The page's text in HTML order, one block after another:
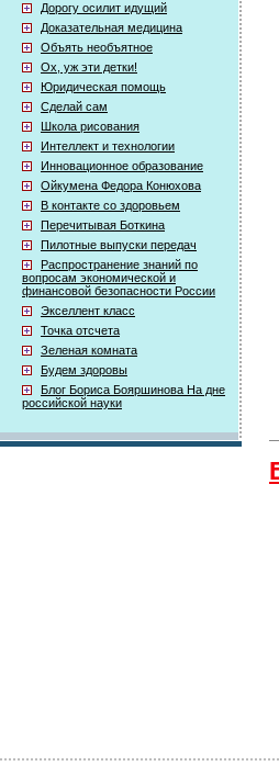
Дорогу осилит идущий
Доказательная медицина
Объять необъятное
Ох, уж эти детки!
Юридическая помощь
Сделай сам
Школа рисования
Интеллект и технологии
Инновационное образование
Ойкумена Федора Конюхова
В контакте со здоровьем
Перечитывая Боткина
Пилотные выпуски передач
Распространение знаний по
вопросам экономической и
финансовой безопасности России
Экселлент класс
Точка отсчета
Зеленая комната
Будем здоровы
Блог Бориса Бояршинова На дне
российской науки